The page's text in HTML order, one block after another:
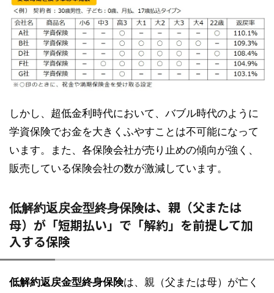
しかし、超低金利時代において、バブル時代のように
学資保険でお金を大きくふやすことは不可能になって
います。また、各保険会社が売り止めの傾向が強く、
販売している保険会社の数が激減しています。
低解約返戻金型終身保険は、親（父または
母）が「短期払い」で「解約」を前提して加
入する保険
低解約返戻金型終身保険は、親（父または母）が亡く